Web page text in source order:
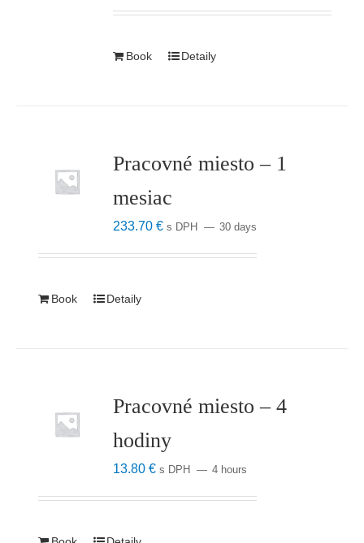
Book Detaily
Pracovné miesto – 1
mesiac
233.70€ s DPH 30 days
Book Detaily
Pracovné miesto – 4
hodiny
13.80€ s DPH 4 hours